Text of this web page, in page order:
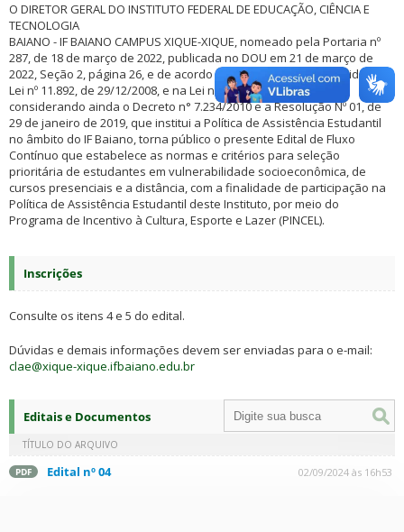
O DIRETOR GERAL DO INSTITUTO FEDERAL DE EDUCAÇÃO, CIÊNCIA E
TECNOLOGIA
BAIANO - IF BAIANO CAMPUS XIQUE-XIQUE, nomeado pela Portaria nº
287, de 18 de março de 2022, publicada no DOU em 21 de março de
2022, Seção 2, página 26, e de acordo com as disposições contidas na
Lei nº 11.892, de 29/12/2008, e na Lei nº 8.112, de 11/12/1990,
considerando ainda o Decreto n° 7.234/2010 e a Resolução Nº 01, de
29 de janeiro de 2019, que institui a Política de Assistência Estudantil
no âmbito do IF Baiano, torna público o presente Edital de Fluxo
Contínuo que estabelece as normas e critérios para seleção
prioritária de estudantes em vulnerabilidade socioeconômica, de
cursos presenciais e a distância, com a finalidade de participação na
Política de Assistência Estudantil deste Instituto, por meio do
Programa de Incentivo à Cultura, Esporte e Lazer (PINCEL).
Inscrições
Consulte os itens 4 e 5 do edital.
Dúvidas e demais informações devem ser enviadas para o e-mail:
clae@xique-xique.ifbaiano.edu.br
Editais e Documentos
TÍTULO DO ARQUIVO
PDF Edital nº 04 02/09/2024 às 16h53